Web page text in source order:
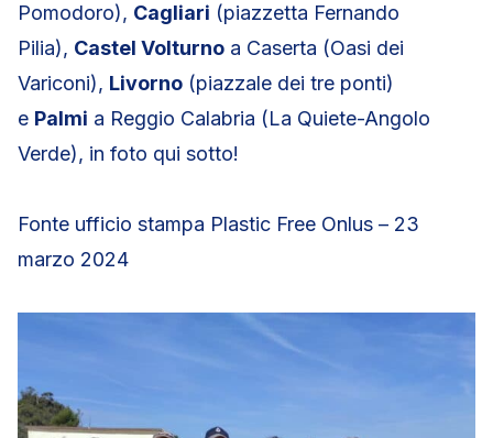
Pomodoro), Cagliari (piazzetta Fernando
Pilia), Castel Volturno a Caserta (Oasi dei
Variconi), Livorno (piazzale dei tre ponti)
e Palmi a Reggio Calabria (La Quiete-Angolo
Verde), in foto qui sotto!
Fonte ufficio stampa Plastic Free Onlus – 23
marzo 2024